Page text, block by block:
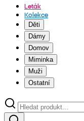
Leták
Kolekce
Děti
Dámy
Domov
Miminka
Muži
Ostatní